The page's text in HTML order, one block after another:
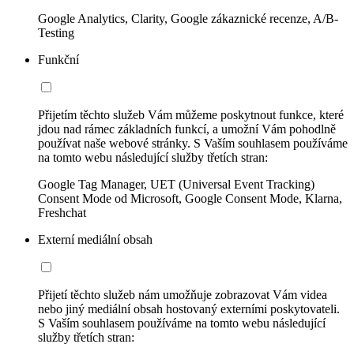
Google Analytics, Clarity, Google zákaznické recenze, A/B-
Testing
Funkční
Přijetím těchto služeb Vám můžeme poskytnout funkce, které
jdou nad rámec základních funkcí, a umožní Vám pohodlně
používat naše webové stránky. S Vaším souhlasem používáme
na tomto webu následující služby třetích stran:
Google Tag Manager, UET (Universal Event Tracking)
Consent Mode od Microsoft, Google Consent Mode, Klarna,
Freshchat
Externí mediální obsah
Přijetí těchto služeb nám umožňuje zobrazovat Vám videa
nebo jiný mediální obsah hostovaný externími poskytovateli.
S Vaším souhlasem používáme na tomto webu následující
služby třetích stran: